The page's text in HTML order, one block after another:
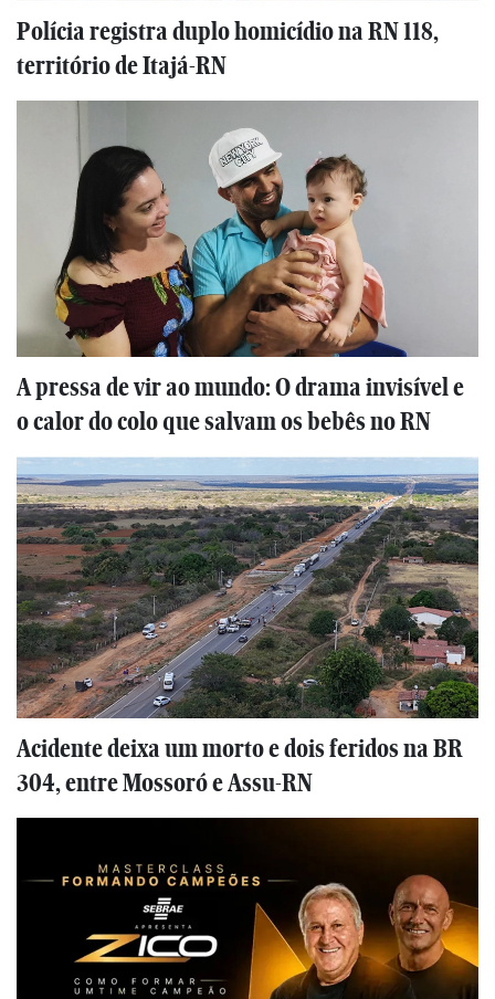
Polícia registra duplo homicídio na RN 118,
território de Itajá-RN
A pressa de vir ao mundo: O drama invisível e
o calor do colo que salvam os bebês no RN
Acidente deixa um morto e dois feridos na BR
304, entre Mossoró e Assu-RN